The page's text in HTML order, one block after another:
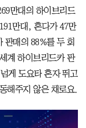
만대의 하이브리드
만대, 혼다가 47만
판매의 88%를 두 회
계 하이브리드카 판
게 도요타 혼자 뛰고
해주지 않은 채로요.